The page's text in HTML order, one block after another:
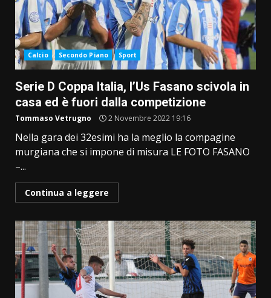
Calcio Secondo Piano Sport
Serie D Coppa Italia, l’Us Fasano scivola in
casa ed è fuori dalla competizione
Tommaso Vetrugno 2 Novembre 2022 19:16
Nella gara dei 32esimi ha la meglio la compagine
murgiana che si impone di misura LE FOTO FASANO
­–...
Continua a leggere